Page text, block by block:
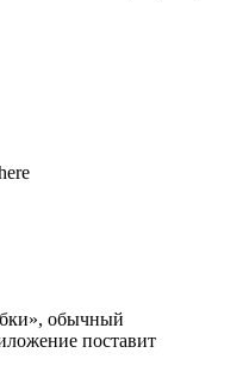
обычный
поставит